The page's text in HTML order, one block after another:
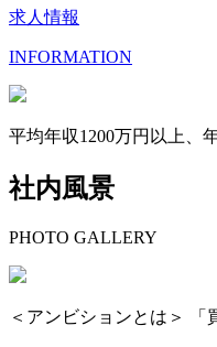
求人情報
INFORMATION
平均年収1200万円以上、
社内風景
PHOTO GALLERY
＜アンビションとは＞